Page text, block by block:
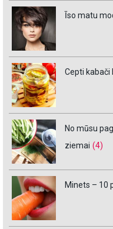
Īso matu
Cepti kabači
No mūsu
ziemai (4)
Minets – 10